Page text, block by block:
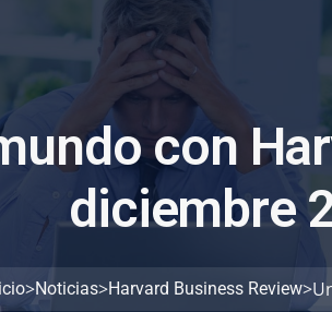
undocon Har
diciembre
>Noticias>Harvard Business Review>